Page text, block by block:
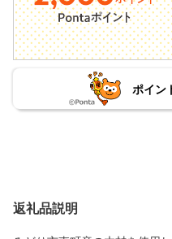
ポイン
返礼品説明